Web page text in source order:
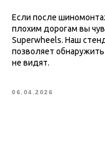
Если после
плохим дорогам вы
Superwheels. Наш
позволяет
не видят.
06.04.2026